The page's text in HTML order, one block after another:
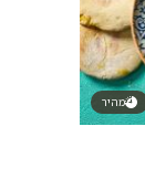
מהיר